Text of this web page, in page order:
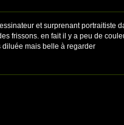
et surprenant portraitiste
frissons. en fait il y a peu de
diluée mais belle à regarder